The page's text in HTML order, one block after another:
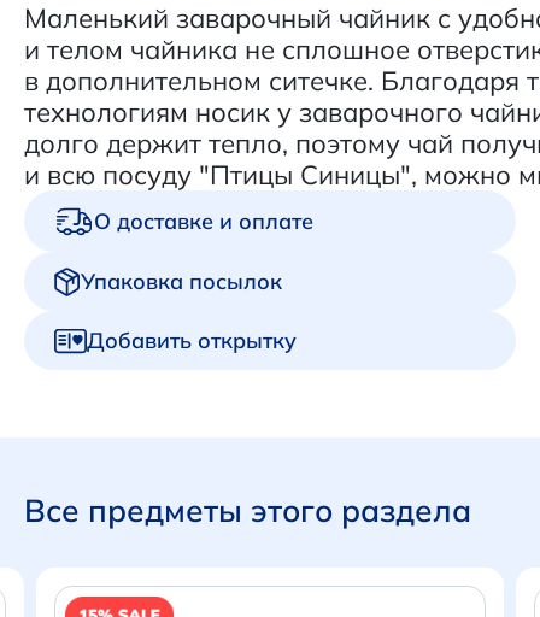
Маленький заварочный чайник с
и телом чайника не сплошное
в дополнительном ситечке.
технологиям носик у заварочного
долго держит тепло, поэтому чай
и всю посуду "Птицы Синицы", можно
О доставке и оплате
Упаковка посылок
Добавить открытку
Все предметы этого раздела